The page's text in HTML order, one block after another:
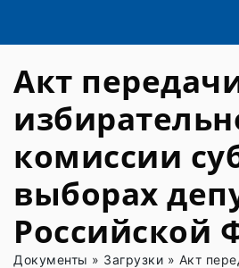
Акт
комиссии
выборах
Российской
Документы » Загрузки » Акт